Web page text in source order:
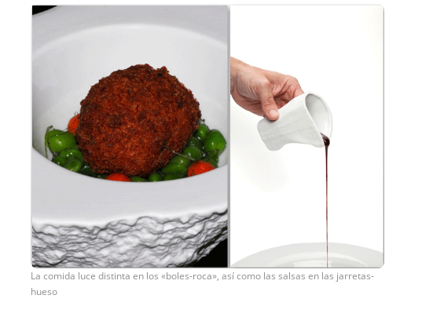
La comida luce distinta en los «boles-roca», así como las salsas en las jarretas-
hueso